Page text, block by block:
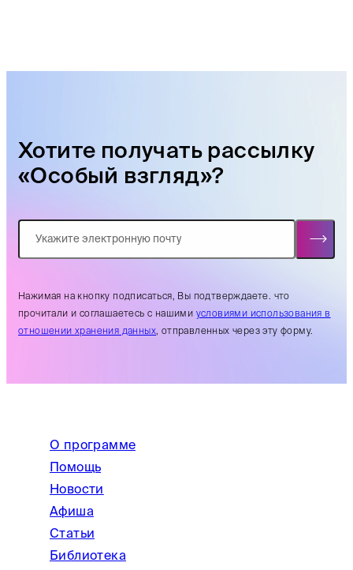
Хотите получать рассылку
«Особый взгляд»?
Нажимая на кнопку подписаться, Вы подтверждаете. что
прочитали и соглашаетесь с нашими условиями использования в
отношении хранения данных, отправленных через эту форму.
О программе
Помощь
Новости
Афиша
Статьи
Библиотека